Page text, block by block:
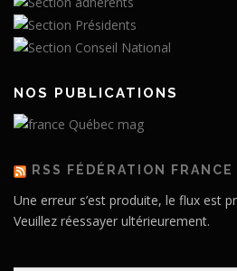
NOS PUBLICATIONS
RSS FÉDÉRATION FRANCE
Une erreur s’est produite, le flux est
Veuillez réessayer ultérieurement.